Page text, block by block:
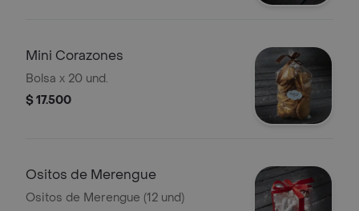
Mini Corazones
Bolsa x 20 und.
$ 17.500
Ositos de Merengue
Ositos de Merengue (12 und)